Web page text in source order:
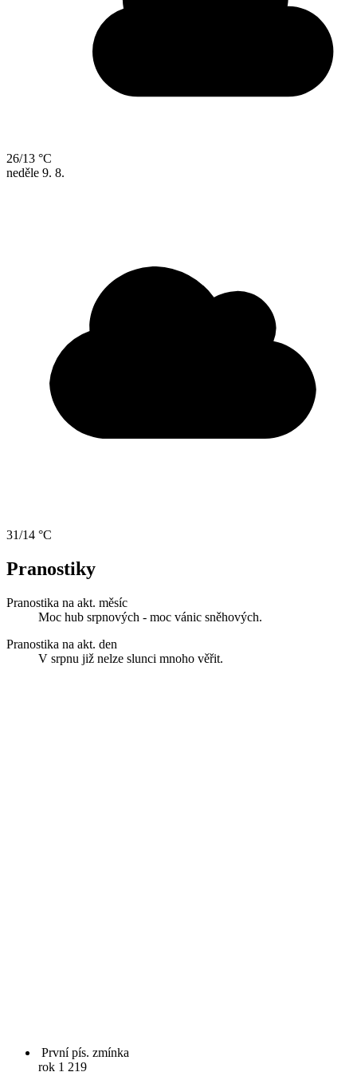
26/13 °C
neděle 9. 8.
31/14 °C
Pranostiky
Pranostika na akt. měsíc
Moc hub srpnových - moc vánic sněhových.
Pranostika na akt. den
V srpnu již nelze slunci mnoho věřit.
První pís. zmínka
rok 1 219